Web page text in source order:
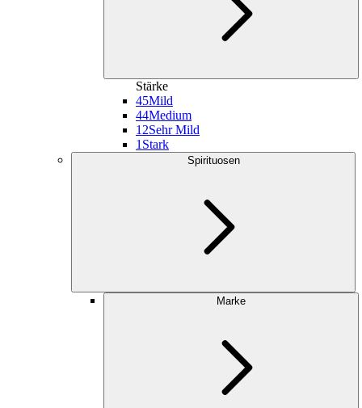
Stärke
45Mild
44Medium
12Sehr Mild
1 Stark
Spirituosen
Marke